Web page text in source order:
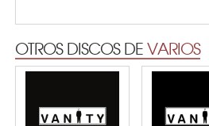
OTROS DISCOS DEVARIOS